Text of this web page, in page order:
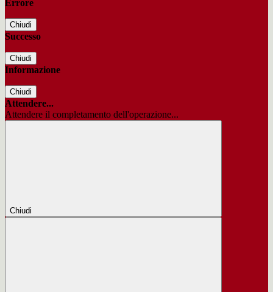
Errore
Chiudi
Successo
Chiudi
Informazione
Chiudi
Attendere...
Attendere il completamento dell'operazione...
Chiudi